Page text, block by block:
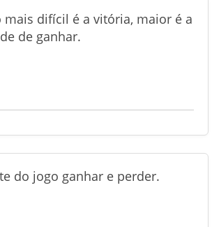
mais difícil é a vitória, maior é a
de ganhar.
do jogo ganhar e perder.